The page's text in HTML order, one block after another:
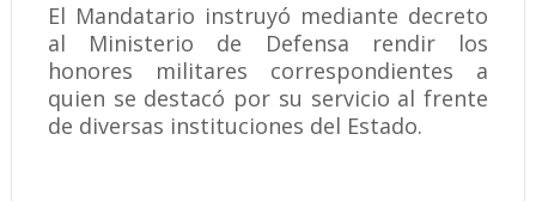
El Mandatario instruyó mediante decreto
al Ministerio de Defensa rendir los
honores militares correspondientes a
quien se destacó por su servicio al frente
de diversas instituciones del Estado.